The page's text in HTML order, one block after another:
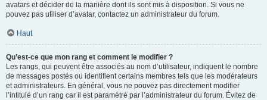
avatars et décider de la manière dont ils sont mis à disposition. Si vous ne
pouvez pas utiliser d’avatar, contactez un administrateur du forum.
Haut
Qu’est-ce que mon rang et comment le modifier ?
Les rangs, qui peuvent être associés au nom d’utilisateur, indiquent le nombre
de messages postés ou identifient certains membres tels que les modérateurs
et administrateurs. En général, vous ne pouvez pas directement modifier
l’intitulé d’un rang car il est paramétré par l’administrateur du forum. Évitez de